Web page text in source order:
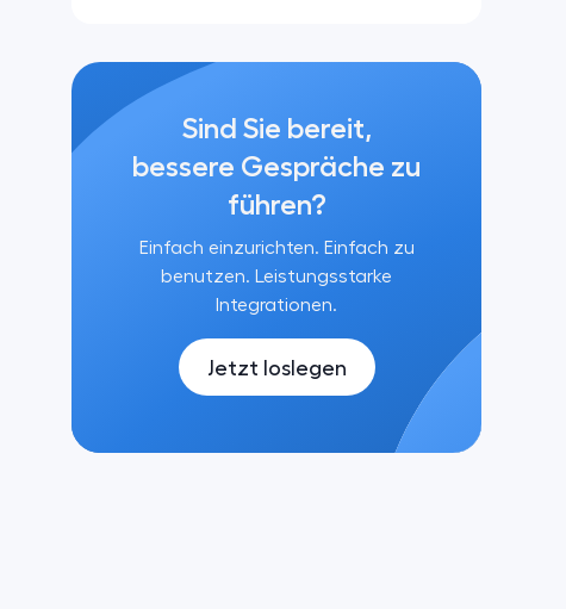
Sind Sie bereit,
bessere Gespräche zu
führen?
Einfach einzurichten. Einfach zu
benutzen. Leistungsstarke
Integrationen.
Jetzt loslegen